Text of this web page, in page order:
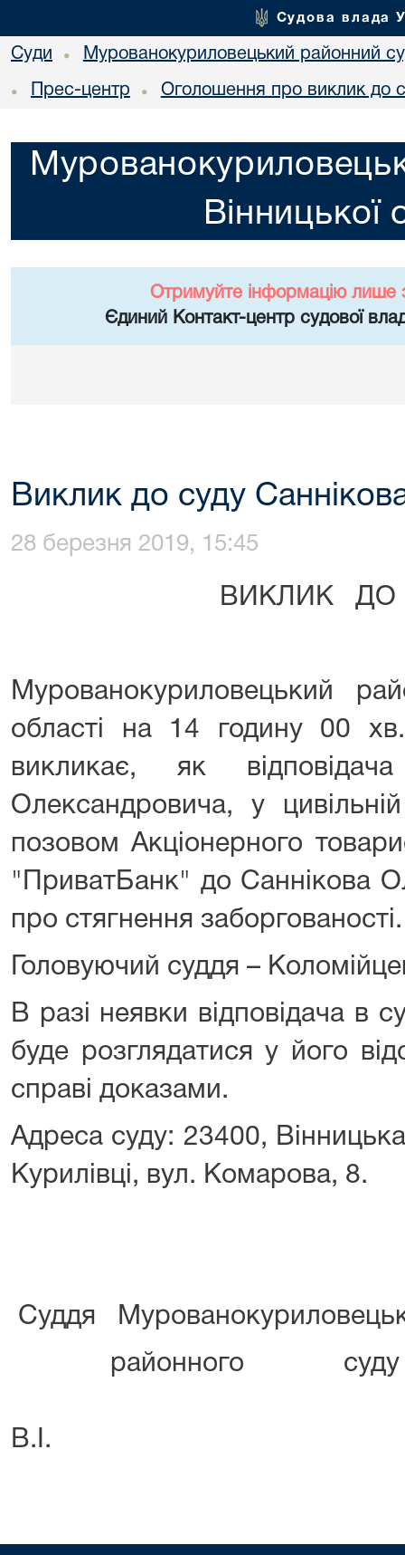
Судова влада
Суди • Мурованокуриловецький районний
• Прес-центр • Оголошення про виклик до
Вінницької
Отримуйте інформацію лише
Єдиний Контакт-центр судової
Виклик до суду
28 березня 2019, 15:45
ВИКЛИК
Мурованокуриловецький
області на 14 годину 00
викликає, як
Олександровича, у
позовом Акціонерного
"ПриватБанк" до Саннікова
про стягнення заборгованості.
Головуючий суддя –
В разі неявки відповідача в
буде розглядатися у його
справі доказами.
Адреса суду: 23400,
Курилівці, вул. Комарова, 8.
Суддя
В.І.